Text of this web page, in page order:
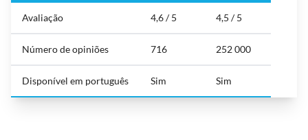
Avaliação 4,6 / 5 4,5 / 5
Número de opiniões 716 252 000
Disponível em português Sim Sim